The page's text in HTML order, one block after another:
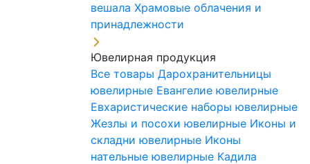
вешала Храмовые облачения и
принадлежности
Ювелирная продукция
Все товары Дарохранительницы
ювелирные Евангелие ювелирные
Евхаристические наборы ювелирные
Жезлы и посохи ювелирные Иконы и
складни ювелирные Иконы
нательные ювелирные Кадила